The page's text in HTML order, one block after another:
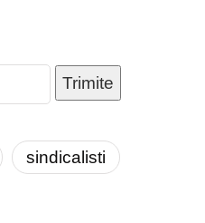
Trimite
sindicalisti